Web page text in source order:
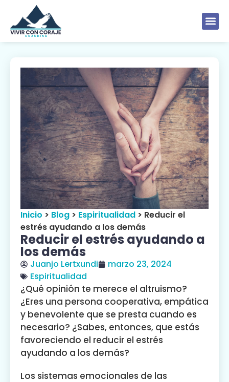
Inicio > Blog > Espiritualidad > Reducir el
estrés ayudando a los demás
Reducir el estrés ayudando a
los demás
Juanjo Lertxundi
marzo 23, 2024
Espiritualidad
¿Qué opinión te merece el altruismo?
¿Eres una persona cooperativa, empática
y benevolente que se presta cuando es
necesario? ¿Sabes, entonces, que estás
favoreciendo el reducir el estrés
ayudando a los demás?
Los sistemas emocionales de las